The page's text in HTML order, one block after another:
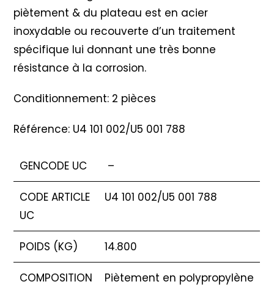
piètement & du plateau est en acier
inoxydable ou recouverte d’un traitement
spécifique lui donnant une très bonne
résistance à la corrosion.
Conditionnement: 2 pièces
Référence: U4 101 002/U5 001 788
GENCODE UC –
CODE ARTICLE
UC
U4 101 002/U5 001 788
POIDS (KG) 14.800
COMPOSITION
Piètement en polypropylène